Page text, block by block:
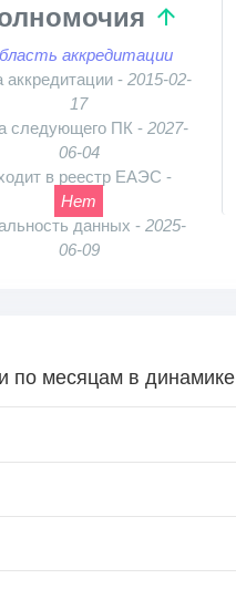
аккредитации
аккредитации - 2015-02-
17
следующего ПК - 2027-
06-04
в реестр ЕАЭС -
Нет
данных - 2025-
06-09
по месяцам в динамике